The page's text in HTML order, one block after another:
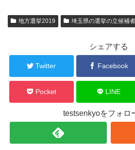
地方選挙2019 埼玉県の選挙の立候補
シェアする
Twitter Facebook
Pocket LINE
testsenkyoをフォロ